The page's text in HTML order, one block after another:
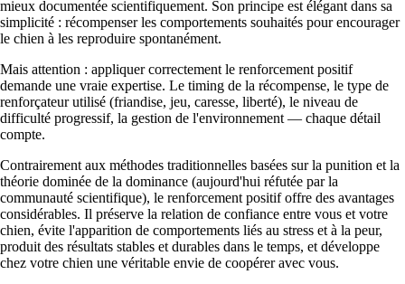
mieux documentée scientifiquement. Son principe est élégant dans sa
simplicité : récompenser les comportements souhaités pour encourager
le chien à les reproduire spontanément.
Mais attention : appliquer correctement le renforcement positif
demande une vraie expertise. Le timing de la récompense, le type de
renforçateur utilisé (friandise, jeu, caresse, liberté), le niveau de
difficulté progressif, la gestion de l'environnement — chaque détail
compte.
Contrairement aux méthodes traditionnelles basées sur la punition et la
théorie dominée de la dominance (aujourd'hui réfutée par la
communauté scientifique), le renforcement positif offre des avantages
considérables. Il préserve la relation de confiance entre vous et votre
chien, évite l'apparition de comportements liés au stress et à la peur,
produit des résultats stables et durables dans le temps, et développe
chez votre chien une véritable envie de coopérer avec vous.